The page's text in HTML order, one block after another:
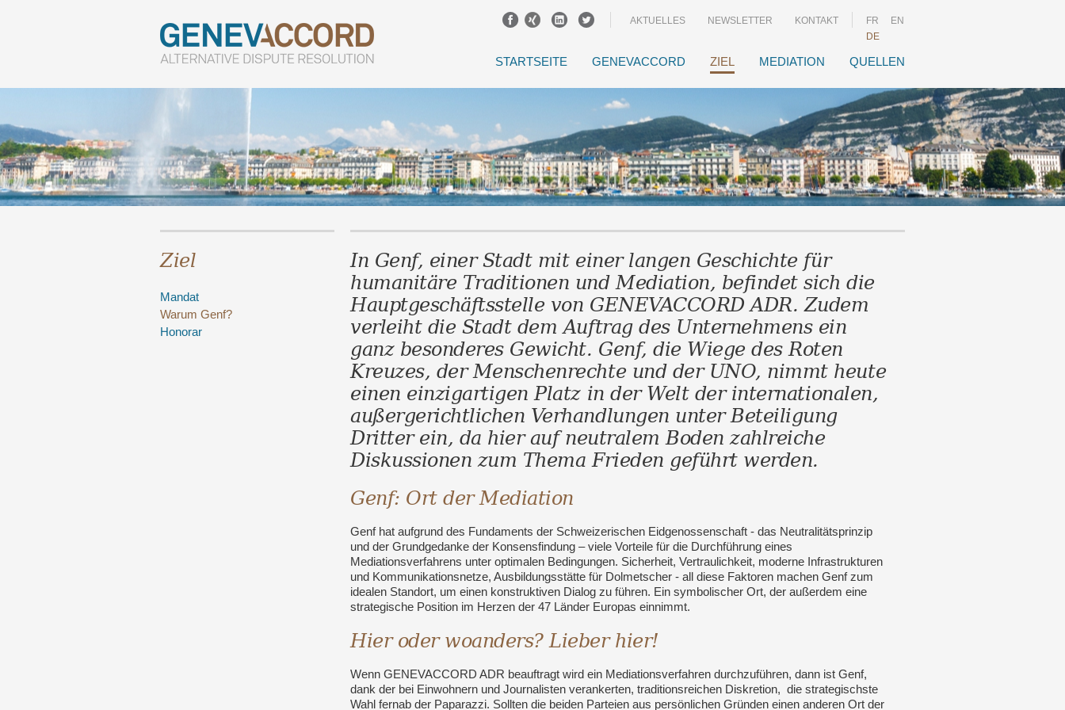
FR
EN
DE
AKTUELLES NEWSLETTER KONTAKT
STARTSEITE GENEVACCORD ZIEL MEDIATION QUELLEN
Ziel
Mandat
Warum Genf?
Honorar
In Genf, einer Stadt mit einer langen Geschichte für
humanitäre Traditionen und Mediation, befindet sich die
Hauptgeschäftsstelle von GENEVACCORD ADR. Zudem
verleiht die Stadt dem Auftrag des Unternehmens ein
ganz besonderes Gewicht. Genf, die Wiege des Roten
Kreuzes, der Menschenrechte und der UNO, nimmt heute
einen einzigartigen Platz in der Welt der internationalen,
außergerichtlichen Verhandlungen unter Beteiligung
Dritter ein, da hier auf neutralem Boden zahlreiche
Diskussionen zum Thema Frieden geführt werden.
Genf: Ort der Mediation
Genf hat aufgrund des Fundaments der Schweizerischen Eidgenossenschaft - das Neutralitätsprinzip
und der Grundgedanke der Konsensfindung – viele Vorteile für die Durchführung eines
Mediationsverfahrens unter optimalen Bedingungen. Sicherheit, Vertraulichkeit, moderne Infrastrukturen
und Kommunikationsnetze, Ausbildungsstätte für Dolmetscher - all diese Faktoren machen Genf zum
idealen Standort, um einen konstruktiven Dialog zu führen. Ein symbolischer Ort, der außerdem eine
strategische Position im Herzen der 47 Länder Europas einnimmt.
Hier oder woanders? Lieber hier!
Wenn GENEVACCORD ADR beauftragt wird ein Mediationsverfahren durchzuführen, dann ist Genf,
dank der bei Einwohnern und Journalisten verankerten, traditionsreichen Diskretion, die strategischste
Wahl fernab der Paparazzi. Sollten die beiden Parteien aus persönlichen Gründen einen anderen Ort der